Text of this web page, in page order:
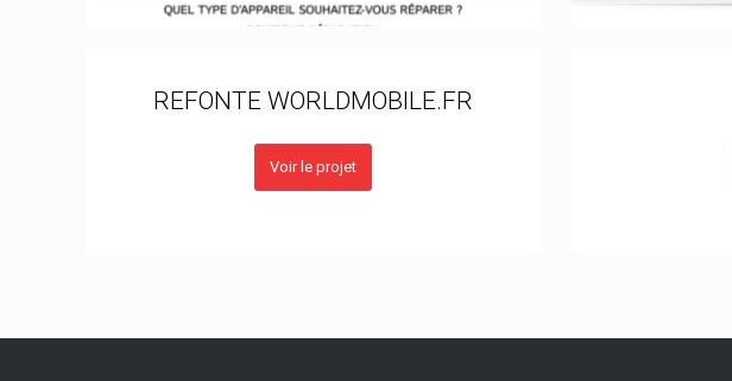
REFONTE WORLDMOBILE.FR
Voir le projet